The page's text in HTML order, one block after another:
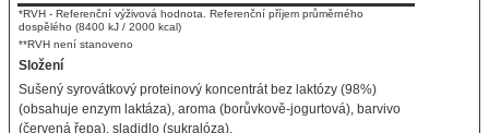
*RVH - Referenční výživová hodnota. Referenční příjem průměrného
dospělého (8400 kJ / 2000 kcal)
**RVH není stanoveno
Složení
Sušený syrovátkový proteinový koncentrát bez laktózy (98%)
(obsahuje enzym laktáza), aroma (borůvkově-jogurtová), barvivo
(červená řepa), sladidlo (sukralóza).